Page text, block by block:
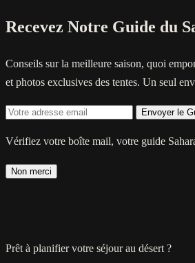
Recevez Notre Guide du
Conseils sur la meilleure saison, quoi
et photos exclusives des tentes. Un seul
Envoyer le
Vérifiez votre boîte mail, votre guide
Non merci
Prêt à planifier votre séjour au désert ?